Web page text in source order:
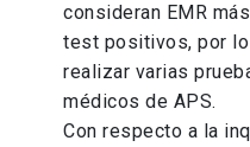
consideran EMR
test positivos, por
realizar varias
médicos de APS.
Con respecto a la